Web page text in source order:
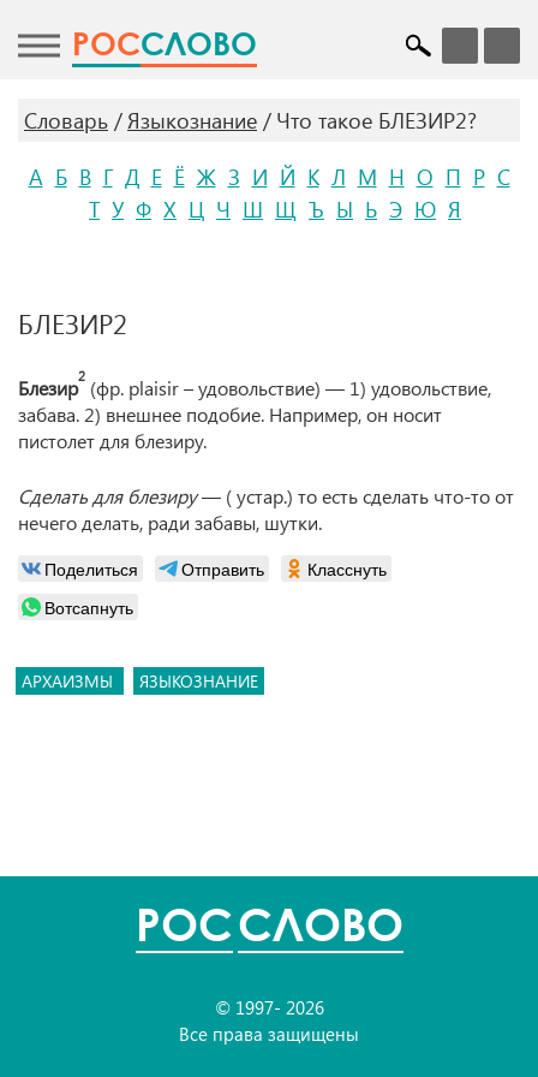
POCСЛОВО
Словарь Языкознание
Что такое БЛЕЗИР2?
А Б В Г Д Е Ё Ж З И Й К Л М Н О П Р С
Т У Ф Х Ц Ч Ш Щ Ъ Ы Ь Э Ю Я
БЛЕЗИР2
Блезир2 (фр. plaisir – удовольствие) — 1) удовольствие,
забава. 2) внешнее подобие. Например, он носит
пистолет для блезиру.
Сделать для блезиру— ( устар.) то есть сделать что-то от
нечего делать, ради забавы, шутки.
Поделиться Отправить
Класснуть
Вотсапнуть
АРХАИЗМЫ ЯЗЫКОЗНАНИЕ
POCСЛОВО
© 1997- 2026
Все права защищены